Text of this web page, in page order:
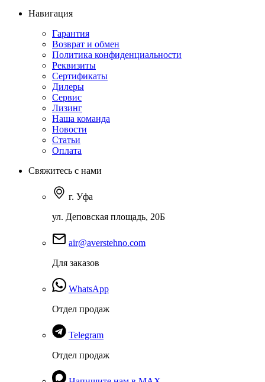
Навигация
Гарантия
Возврат и обмен
Политика конфиденциальности
Реквизиты
Сертификаты
Дилеры
Сервис
Лизинг
Наша команда
Новости
Статьи
Оплата
Свяжитесь с нами
г. Уфа
ул. Деповская площадь, 20Б
air@averstehno.com
Для заказов
WhatsApp
Отдел продаж
Telegram
Отдел продаж